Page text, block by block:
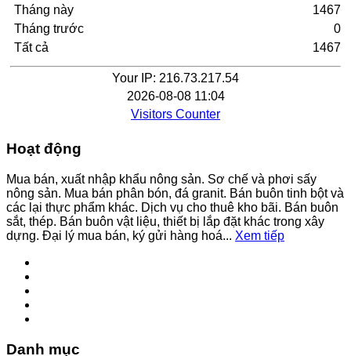
Tháng này
Tháng trước
Tất cả
1467
0
1467
Your IP: 216.73.217.54
2026-08-08 11:04
Visitors Counter
Hoạt động
Mua bán, xuất nhập khẩu nông sản. Sơ chế và phơi sấy
nông sản. Mua bán phân bón, đá granit. Bán buôn tinh bột và
các lại thực phẩm khác. Dịch vụ cho thuê kho bãi. Bán buôn
sắt, thép. Bán buôn vật liệu, thiết bị lắp đặt khác trong xây
dựng. Đại lý mua bán, ký gửi hàng hoá... Xem tiếp
Danh mục